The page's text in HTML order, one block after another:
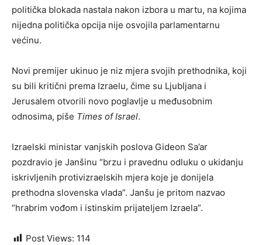
politička blokada nastala nakon izbora u martu, na kojima
nijedna politička opcija nije osvojila parlamentarnu
većinu.
Novi premijer ukinuo je niz mjera svojih prethodnika, koji
su bili kritični prema Izraelu, čime su Ljubljana i
Jerusalem otvorili novo poglavlje u međusobnim
odnosima, piše Times of Israel.
Izraelski ministar vanjskih poslova Gideon Sa’ar
pozdravio je Janšinu “brzu i pravednu odluku o ukidanju
iskrivljenih protivizraelskih mjera koje je donijela
prethodna slovenska vlada”. Janšu je pritom nazvao
“hrabrim vođom i istinskim prijateljem Izraela”.
Post Views: 114